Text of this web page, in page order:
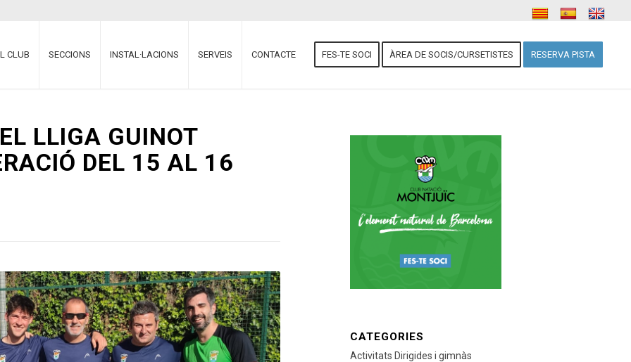
CLUB SECCIONS INSTAL·LACIONS SERVEIS CONTACTE FES-TE SOCI ÀREA DE SOCIS/CURSETISTES RESERVA PISTA
LLIGA GUINOT
DEL 15 AL 16
CATEGORIES
Activitats Dirigides i gimnàs